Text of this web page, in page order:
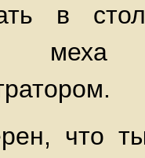
в
что ты